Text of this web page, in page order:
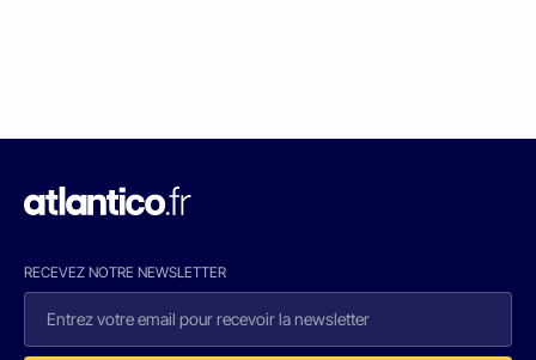
RECEVEZ NOTRE NEWSLETTER